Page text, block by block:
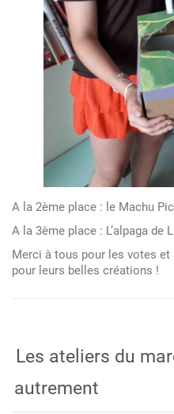
A la 2ème place : le Machu
A la 3ème place : L’alpaga de
Merci à tous pour les votes
pour leurs belles créations !
Les ateliers du
autrement